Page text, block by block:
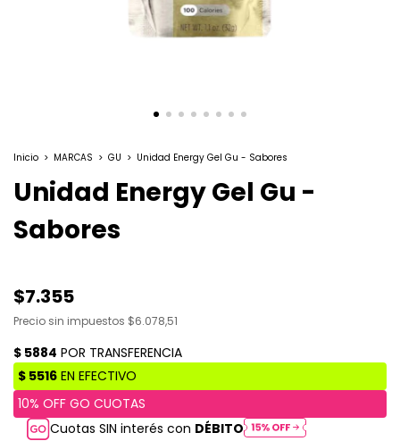
Inicio > MARCAS > GU > Unidad Energy Gel Gu - Sabores
Unidad Energy Gel Gu -
Sabores
$7.355
Precio sin impuestos $6.078,51
Cuotas SIN interés con DÉBITO